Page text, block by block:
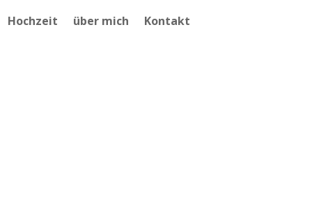
Hochzeit über mich Kontakt